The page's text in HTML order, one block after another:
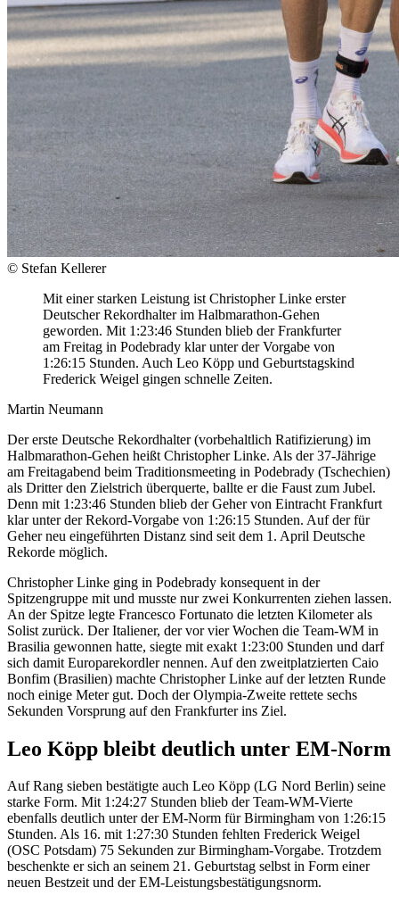
© Stefan Kellerer
Mit einer starken Leistung ist Christopher Linke erster
Deutscher Rekordhalter im Halbmarathon-Gehen
geworden. Mit 1:23:46 Stunden blieb der Frankfurter
am Freitag in Podebrady klar unter der Vorgabe von
1:26:15 Stunden. Auch Leo Köpp und Geburtstagskind
Frederick Weigel gingen schnelle Zeiten.
Martin Neumann
Der erste Deutsche Rekordhalter (vorbehaltlich Ratifizierung) im
Halbmarathon-Gehen heißt Christopher Linke. Als der 37-Jährige
am Freitagabend beim Traditionsmeeting in Podebrady (Tschechien)
als Dritter den Zielstrich überquerte, ballte er die Faust zum Jubel.
Denn mit 1:23:46 Stunden blieb der Geher von Eintracht Frankfurt
klar unter der Rekord-Vorgabe von 1:26:15 Stunden. Auf der für
Geher neu eingeführten Distanz sind seit dem 1. April Deutsche
Rekorde möglich.
Christopher Linke ging in Podebrady konsequent in der
Spitzengruppe mit und musste nur zwei Konkurrenten ziehen lassen.
An der Spitze legte Francesco Fortunato die letzten Kilometer als
Solist zurück. Der Italiener, der vor vier Wochen die Team-WM in
Brasilia gewonnen hatte, siegte mit exakt 1:23:00 Stunden und darf
sich damit Europarekordler nennen. Auf den zweitplatzierten Caio
Bonfim (Brasilien) machte Christopher Linke auf der letzten Runde
noch einige Meter gut. Doch der Olympia-Zweite rettete sechs
Sekunden Vorsprung auf den Frankfurter ins Ziel.
Leo Köpp bleibt deutlich unter EM-Norm
Auf Rang sieben bestätigte auch Leo Köpp (LG Nord Berlin) seine
starke Form. Mit 1:24:27 Stunden blieb der Team-WM-Vierte
ebenfalls deutlich unter der EM-Norm für Birmingham von 1:26:15
Stunden. Als 16. mit 1:27:30 Stunden fehlten Frederick Weigel
(OSC Potsdam) 75 Sekunden zur Birmingham-Vorgabe. Trotzdem
beschenkte er sich an seinem 21. Geburtstag selbst in Form einer
neuen Bestzeit und der EM-Leistungsbestätigungsnorm.